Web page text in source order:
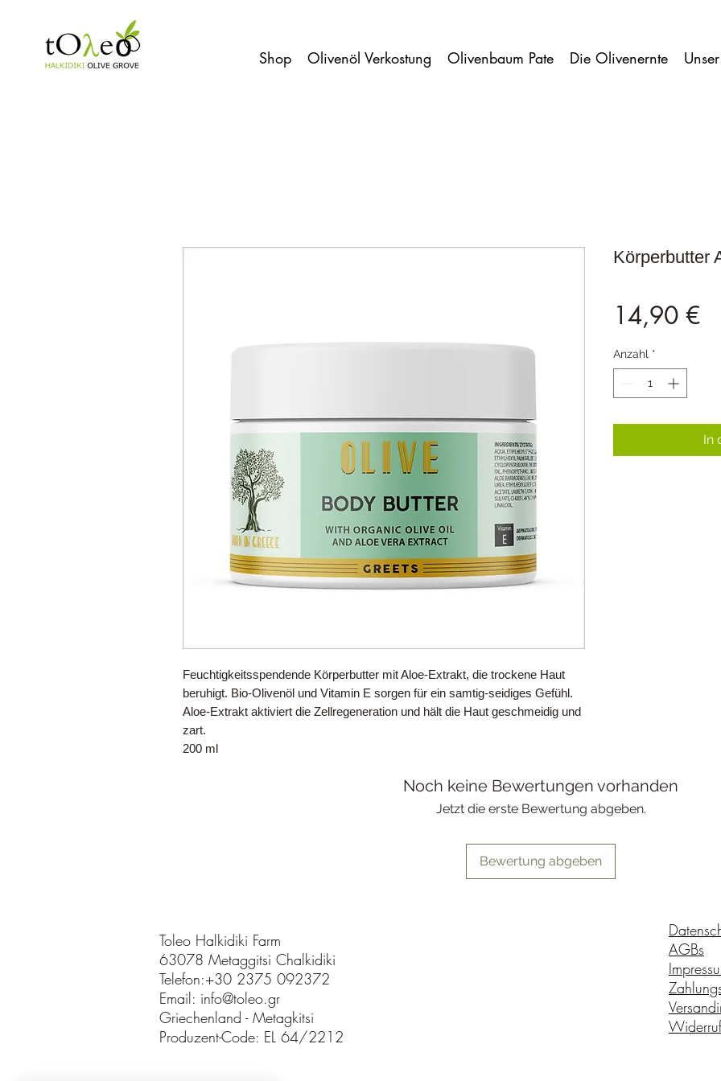
Shop Olivenöl Verkostung Olivenbaum Pate Die Olivenernte
Feuchtigkeitsspendende Körperbutter mit Aloe-Extrakt, die trockene Haut
beruhigt. Bio-Olivenöl und Vitamin E sorgen für ein samtig-seidiges Gefühl.
Aloe-Extrakt aktiviert die Zellregeneration und hält die Haut geschmeidig und
zart.
200 ml
Körperbutter
14,90 €
Anzahl *
In
Noch keine Bewertungen vorhanden
Jetzt die erste Bewertung abgeben.
Bewertung abgeben
Toleo Halkidiki Farm
63078 Metaggitsi Chalkidiki
Telefon:+30 2375 092372
Email: info@toleo.gr
Griechenland - Metagkitsi
Produzent-Code: EL 64/2212
AGBs